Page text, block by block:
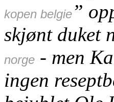
kopen belgie”
skjønt duket
norge - men
ingen